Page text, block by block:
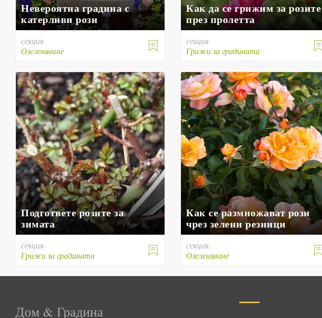
Невероятна градина с
катерливи рози

секция
Озеленяване
Как да се грижим за розите
през пролетта

секция
Грижи за градината
Подгответе розите за
зимата

секция
Грижи за градината
Как се размножават рози
чрез зелени резници

секция
Озеленяване
Дом & Градина